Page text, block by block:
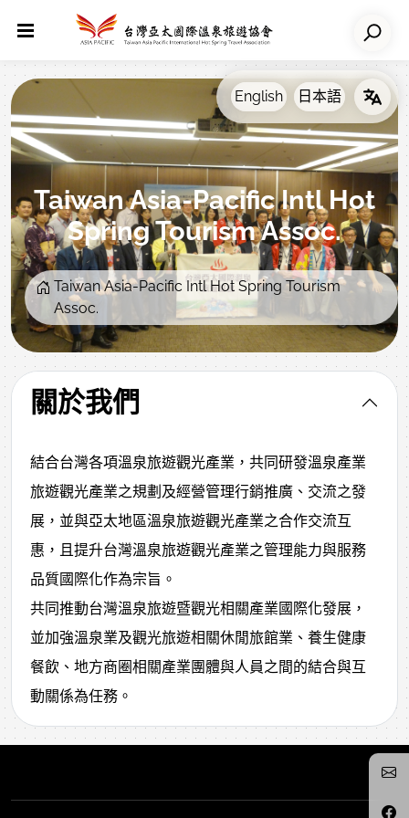
Taiwan Asia-Pacific Intl Hot
Spring Tourism Assoc.
Taiwan Asia-Pacific Intl Hot Spring Tourism
Assoc.
關於我們
結合台灣各項溫泉旅遊觀光產業，共同研發溫泉產業
旅遊觀光產業之規劃及經營管理行銷推廣、交流之發
展，並與亞太地區溫泉旅遊觀光產業之合作交流互
惠，且提升台灣溫泉旅遊觀光產業之管理能力與服務
品質國際化作為宗旨。
共同推動台灣溫泉旅遊暨觀光相關產業國際化發展，
並加強溫泉業及觀光旅遊相關休閒旅館業、養生健康
餐飲、地方商圈相關產業團體與人員之間的結合與互
動關係為任務。